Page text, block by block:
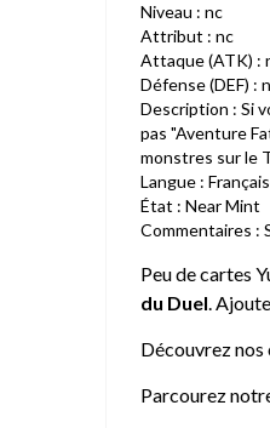
Niveau : nc
Attribut : nc
Attaque (ATK) :
Défense (DEF) :
Description : Si
pas "Aventure
monstres sur le
Langue :
État : Near Mint
Commentaires :
Peu de cartes
du Duel.
Découvrez nos
Parcourez